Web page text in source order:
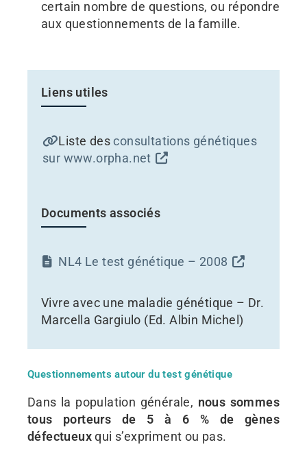
certain nombre de questions, ou répondre
aux questionnements de la famille.
Liens utiles
Liste desconsultations génétiques
sur www.orpha.net
Documents associés
NL4 Le test génétique – 2008
Vivre avec une maladie génétique – Dr.
Marcella Gargiulo (Ed. Albin Michel)
Questionnements autour du test génétique
Dans la population générale, nous sommes
tous porteurs de 5 à 6 % de gènes
défectueuxqui s’expriment ou pas.